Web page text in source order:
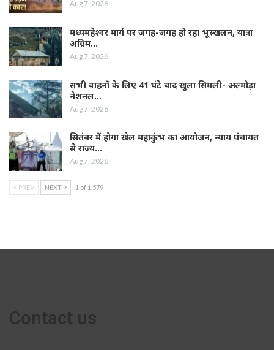
Aug 7, 2026
मध्यमहेश्वर मार्ग पर जगह-जगह हो रहा भूस्खलन, यात्रा
अग्रिम…
Aug 7, 2026
सभी वाहनों के लिए 41 घंटे बाद खुला सिमली- अल्मोड़ा
नेशनल…
Aug 7, 2026
सितंबर में होगा खेल महाकुंभ का आयोजन, न्याय पंचायत
से राज्य…
Aug 7, 2026
PREV NEXT 1 of 1,579